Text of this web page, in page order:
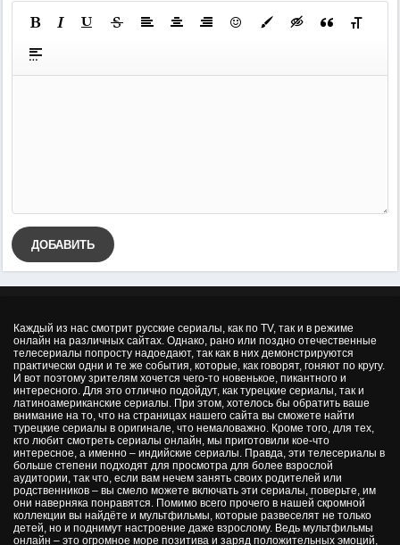
ДОБАВИТЬ
Каждый из нас смотрит русские сериалы, как по TV, так и в режиме
онлайн на различных сайтах. Однако, рано или поздно отечественные
телесериалы попросту надоедают, так как в них демонстрируются
практически одни и те же события, которые, как говорят, гоняют по кругу.
И вот поэтому зрителям хочется чего-то новенькое, пикантного и
интересного. Для это отлично подойдут, как турецкие сериалы, так и
латиноамериканские сериалы. При этом, хотелось бы обратить ваше
внимание на то, что на страницах нашего сайта вы сможете найти
турецкие сериалы в оригинале, что немаловажно. Кроме того, для тех,
кто любит смотреть сериалы онлайн, мы приготовили кое-что
интересное, а именно – индийские сериалы. Правда, эти телесериалы в
больше степени подходят для просмотра для более взрослой
аудитории, так что, если вам нечем занять своих родителей или
родственников – вы смело можете включать эти сериалы, поверьте, им
они наверняка понравятся. Помимо всего прочего в нашей скромной
коллекции вы найдёте и мультфильмы, которые развеселят не только
детей, но и поднимут настроение даже взрослому. Ведь мультфильмы
онлайн – это огромное море позитива и заряд положительных эмоций,